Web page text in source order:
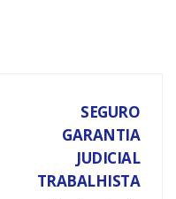
SEGURO
GARANTIA
JUDICIAL
TRABALHISTA